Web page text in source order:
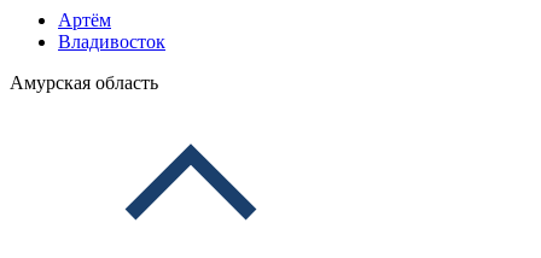
Артём
Владивосток
Амурская область